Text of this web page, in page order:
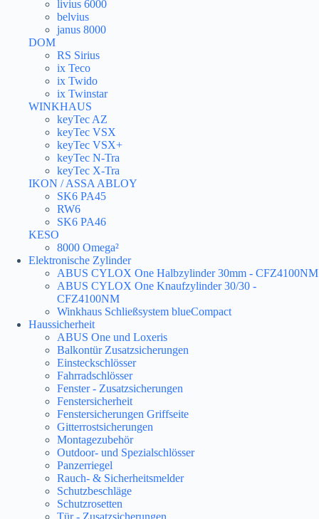
livius 6000
belvius
janus 8000
DOM
RS Sirius
ix Teco
ix Twido
ix Twinstar
WINKHAUS
keyTec AZ
keyTec VSX
keyTec VSX+
keyTec N-Tra
keyTec X-Tra
IKON / ASSA ABLOY
SK6 PA45
RW6
SK6 PA46
KESO
8000 Omega²
Elektronische Zylinder
ABUS CYLOX One Halbzylinder 30mm - CFZ4100NM
ABUS CYLOX One Knaufzylinder 30/30 -
CFZ4100NM
Winkhaus Schließsystem blueCompact
Haussicherheit
ABUS One und Loxeris
Balkontür Zusatzsicherungen
Einsteckschlösser
Fahrradschlösser
Fenster - Zusatzsicherungen
Fenstersicherheit
Fenstersicherungen Griffseite
Gitterrostsicherungen
Montagezubehör
Outdoor- und Spezialschlösser
Panzerriegel
Rauch- & Sicherheitsmelder
Schutzbeschläge
Schutzrosetten
Tür - Zusatzsicherungen